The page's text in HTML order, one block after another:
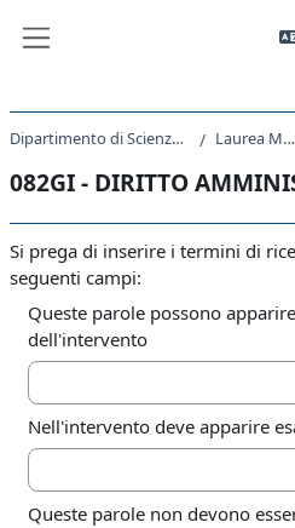
Dipartimento di Scienze Giuridiche, del Linguaggio, dell`Interpretazione e della Traduzione Laurea Magistrale Ciclo Unico 5 anni
082GI - DIRITTO
Si prega di inserire i termini di
seguenti campi:
Queste parole possono
dell'intervento
Nell'intervento deve apparire
Queste parole non devono